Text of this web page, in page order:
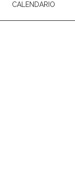
CALENDARIO